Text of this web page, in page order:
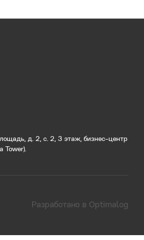
д. 2, с. 2, 3 этаж, бизнес-центр
Tower).
Разработано в Optimalog